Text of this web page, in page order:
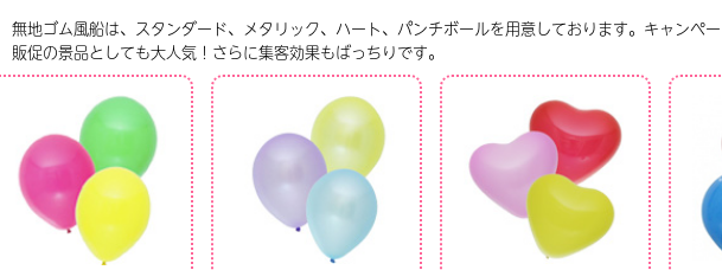
無地ゴム風船は、スタンダード、メタリック、ハート、パンチボールを用意しております。キャンペ
販促の景品としても大人気！さらに集客効果もばっちりです。